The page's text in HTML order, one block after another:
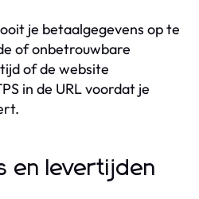
je betaalgegevens op te
of onbetrouwbare
of de website
in de URL voordat je
en levertijden